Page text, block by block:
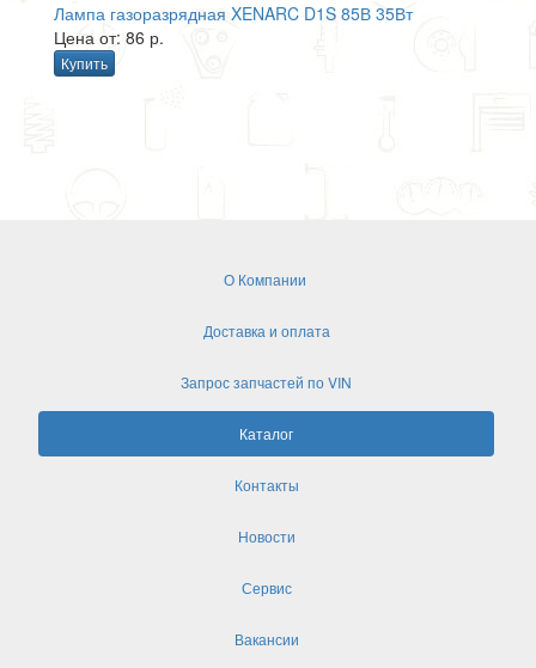
Лампа газоразрядная XENARC D1S 85В 35Вт
Цена от: 86 р.
Купить
О Компании
Доставка и оплата
Запрос запчастей по VIN
Каталог
Контакты
Новости
Сервис
Вакансии